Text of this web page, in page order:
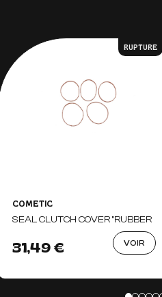
RUPTURE
COMETIC
SEAL CLUTCH COVER "RUBBER
31,49 € VOIR